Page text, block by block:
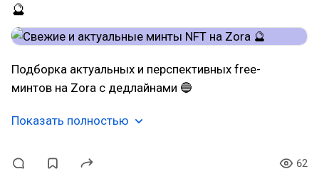
🔮
Подборка актуальных и перспективных free-
минтов на Zora с дедлайнами 🔵
Показать полностью
62